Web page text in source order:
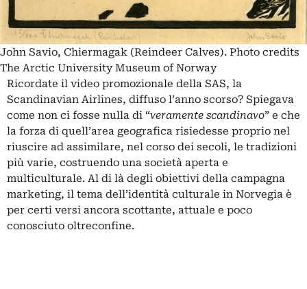
John Savio, Chiermagak (Reindeer Calves). Photo credits
The Arctic University Museum of Norway
Ricordate il video promozionale della SAS, la
Scandinavian Airlines, diffuso l’anno scorso? Spiegava
come non ci fosse nulla di “veramente scandinavo” e che
la forza di quell’area geografica risiedesse proprio nel
riuscire ad assimilare, nel corso dei secoli, le tradizioni
più varie, costruendo una società aperta e
multiculturale. Al di là degli obiettivi della campagna
marketing, il tema dell’identità culturale in Norvegia è
per certi versi ancora scottante, attuale e poco
conosciuto oltreconfine.